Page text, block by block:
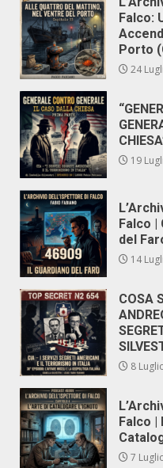
Falco:
Porto
24
19
Falco |
del
14
COSA
8
Falco |
7